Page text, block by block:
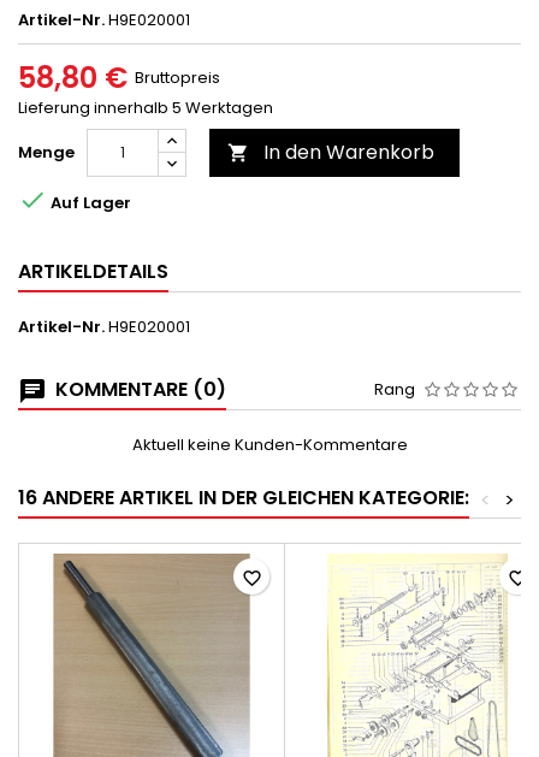
Artikel-Nr.H9E020001
58,80 € Bruttopreis
Lieferung innerhalb 5 Werktagen
Menge
 In den Warenkorb
 Auf Lager
ARTIKELDETAILS
Artikel-Nr.H9E020001
KOMMENTARE (0) Rang
Aktuell keine Kunden-Kommentare
16 ANDERE ARTIKEL IN DER GLEICHEN KATEGORIE: >
<
favorite_border favorite_border